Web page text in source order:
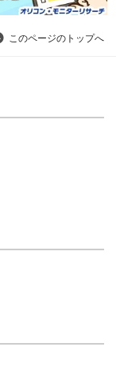
このページのトップへ